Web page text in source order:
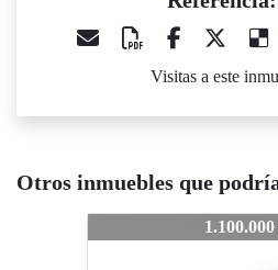
Visitas a este
Otros inmuebles que